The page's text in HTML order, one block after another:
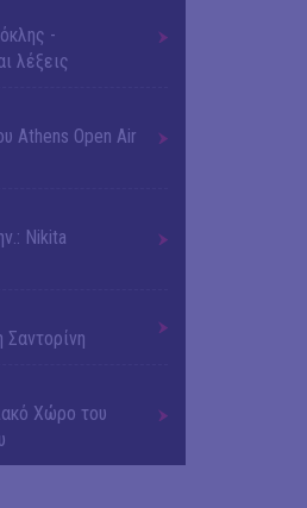
-
λέξεις
Athens Open Air
Nikita
Χώρο του